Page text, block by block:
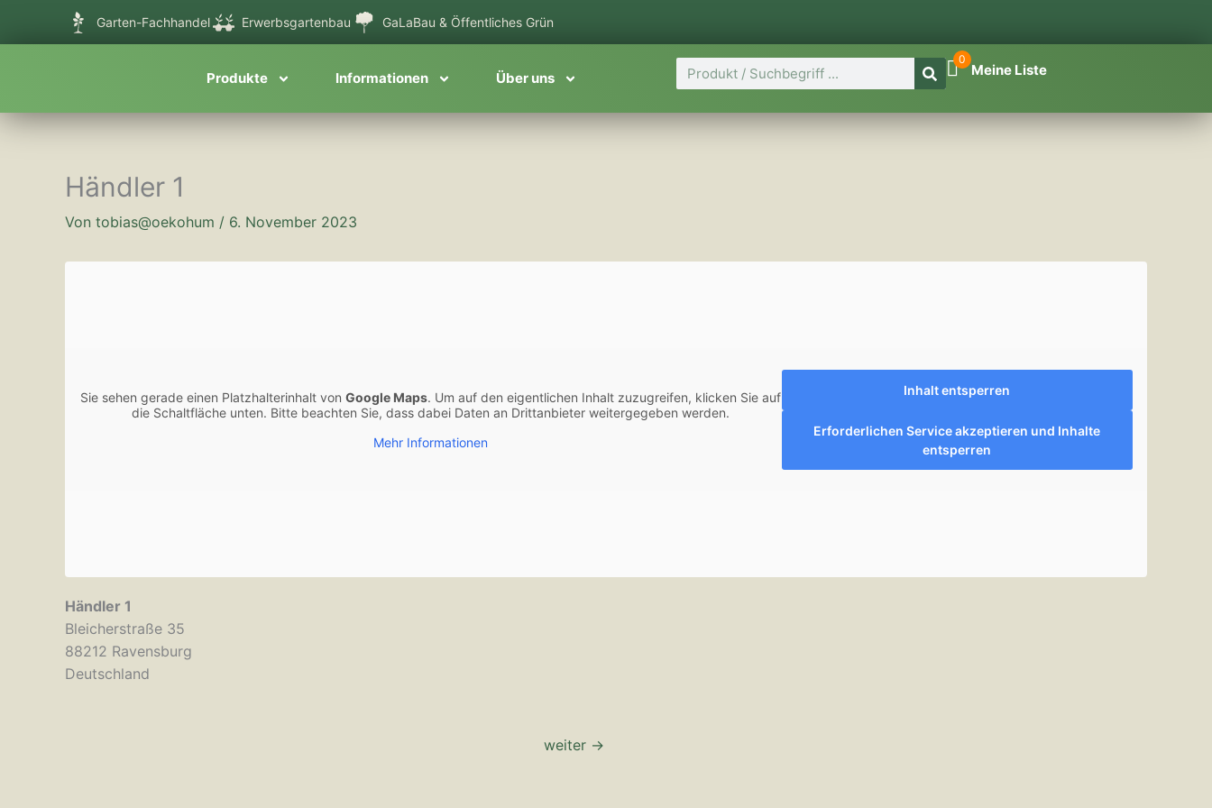
Garten-Fachhandel Erwerbsgartenbau GaLaBau & Öffentliches Grün
Produkte Informationen Über uns
Suche 0
Meine Liste
Händler 1
Von tobias@oekohum / 6. November 2023
Sie sehen gerade einen Platzhalterinhalt von Google Maps. Um auf den eigentlichen Inhalt zuzugreifen, klicken Sie auf
die Schaltfläche unten. Bitte beachten Sie, dass dabei Daten an Drittanbieter weitergegeben werden.
Mehr Informationen
Inhalt entsperren
Erforderlichen Service akzeptieren und Inhalte
entsperren
Händler 1
Bleicherstraße 35
88212 Ravensburg
Deutschland
weiter →